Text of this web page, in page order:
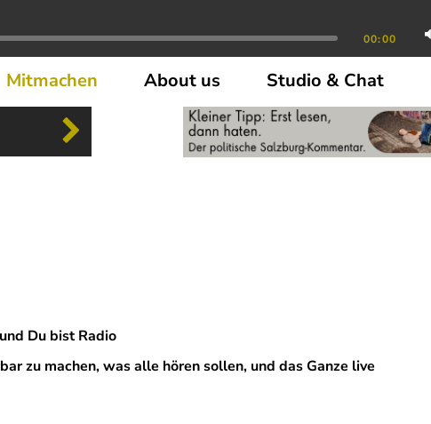
00:00
Mitmachen About us Studio & Chat
Du bist Radio
zu machen, was alle hören sollen, und das Ganze live